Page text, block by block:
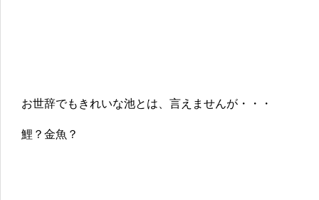
お世辞でもきれいな池とは、言えませんが・・・
鯉？金魚？